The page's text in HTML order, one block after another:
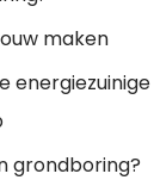
maken
energiezuinige
grondboring?